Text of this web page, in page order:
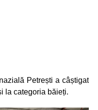
Petrești a câștigat
la categoria băieți.